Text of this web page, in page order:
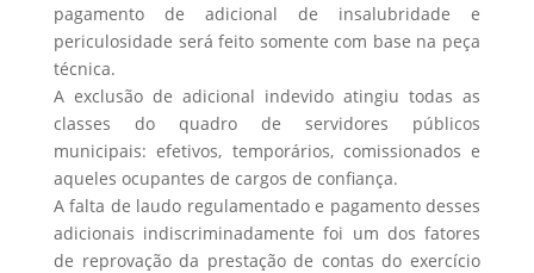
pagamento de adicional de insalubridade e
periculosidade será feito somente com base na peça
técnica.
A exclusão de adicional indevido atingiu todas as
classes do quadro de servidores públicos
municipais: efetivos, temporários, comissionados e
aqueles ocupantes de cargos de confiança.
A falta de laudo regulamentado e pagamento desses
adicionais indiscriminadamente foi um dos fatores
de reprovação da prestação de contas do exercício